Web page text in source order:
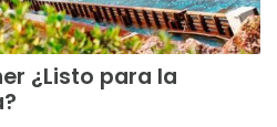
¿Listo para la